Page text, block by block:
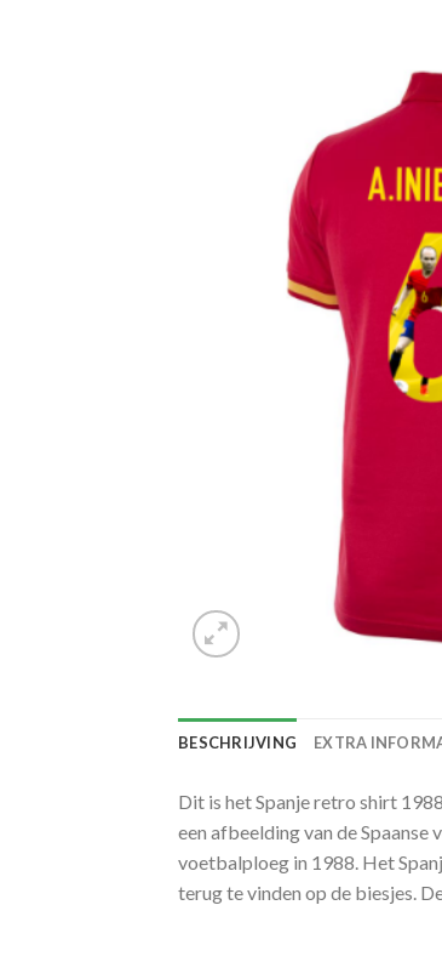
BESCHRIJVING EXTRA
Dit is het Spanje retro shirt
een afbeelding van de
voetbalploeg in 1988. Het
terug te vinden op de biesjes.